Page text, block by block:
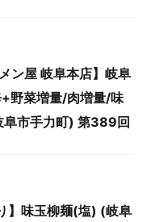
ン屋 岐阜本店】岐阜
野菜増量/肉増量/味
阜市手力町) 第389回
】味玉柳麺(塩) (岐阜